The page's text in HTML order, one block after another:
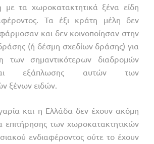
τα χωροκατακτητικά ξένα είδη
Τα έξι κράτη μέλη δεν
και δεν κοινοποίησαν στην
(ή δέσμη σχεδίων δράσης) για
των σημαντικότερων διαδρομών
εξάπλωσης αυτών των
ξένων ειδών.
και η Ελλάδα δεν έχουν ακόμη
επιτήρησης των χωροκατακτητικών
ενδιαφέροντος ούτε το έχουν